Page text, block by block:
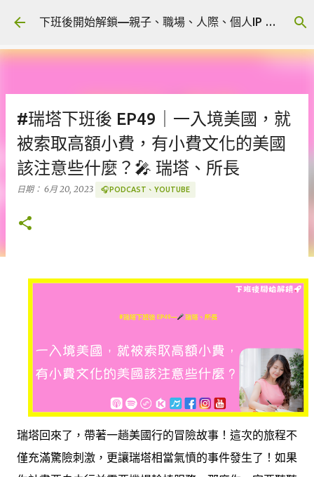
跳到主要內容 下班後開始解鎖—親子、職場、人際、個人IP 🎧 Podcast
#瑞塔下班後 EP49｜一入境美國，就
被索取高額小費，有小費文化的美國
該注意些什麼？🎤 瑞塔、所長
日期： 6月 20, 2023 🎧PODCAST、YOUTUBE
瑞塔回來了，帶著一趟美國行的冒險故事！這次的旅程不
僅充滿驚險刺激，更讓瑞塔相當氣憤的事件發生了！如果